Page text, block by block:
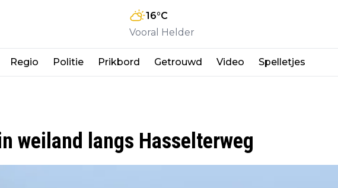
16°C
Vooral Helder
Regio Politie Prikbord Getrouwd Video Spelletjes
weiland langs Hasselterweg